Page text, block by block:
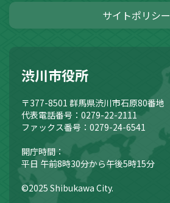
サイトポリシー
渋川市役所
〒377-8501 群馬県渋川市石原80番地
代表電話番号：0279-22-2111
ファックス番号：0279-24-6541
開庁時間：
平日 午前8時30分から午後5時15分
©2025 Shibukawa City.